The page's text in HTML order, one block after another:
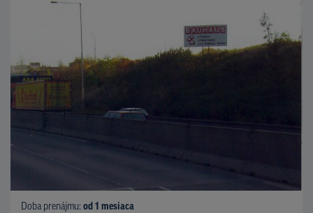
Doba prenájmu: od 1 mesiaca